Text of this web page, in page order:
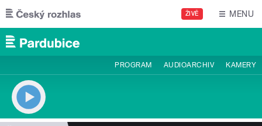
Přejít k hlavnímu obsahu
ŽIVĚ MENU
PROGRAM AUDIOARCHIV KAMERY